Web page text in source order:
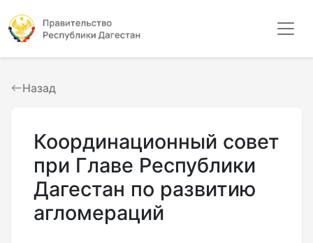
Назад
Координационный совет
при Главе Республики
Дагестан по развитию
агломераций